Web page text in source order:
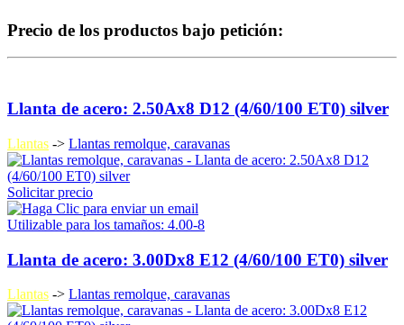
Precio de los productos bajo petición:
Llanta de acero: 2.50Ax8 D12 (4/60/100 ET0) silver
Llantas -> Llantas remolque, caravanas
Solicitar precio
Utilizable para los tamaños: 4.00-8
Llanta de acero: 3.00Dx8 E12 (4/60/100 ET0) silver
Llantas -> Llantas remolque, caravanas